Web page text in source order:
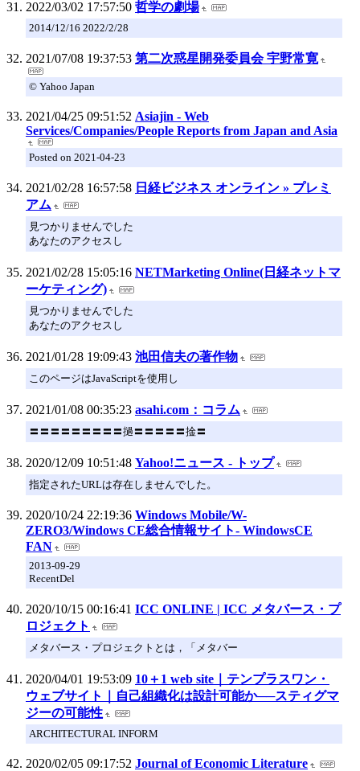
2022/03/02 17:57:50 哲学の劇場
2014/12/16 2022/2/28
2021/07/08 19:37:53 第二次惑星開発委員会 宇野常寛
© Yahoo Japan
2021/04/25 09:51:52 Asiajin - Web
Services/Companies/People Reports from Japan and Asia
Posted on 2021-04-23
2021/02/28 16:57:58 日経ビジネス オンライン » プレミ
アム
見つかりませんでした
あなたのアクセスし
2021/02/28 15:05:16 NETMarketing Online(日経ネットマ
ーケティング)
見つかりませんでした
あなたのアクセスし
2021/01/28 19:09:43 池田信夫の著作物
このページはJavaScriptを使用し
2021/01/08 00:35:23 asahi.com：コラム
〓〓〓〓〓〓〓〓〓撾〓〓〓〓〓捦〓
2020/12/09 10:51:48 Yahoo!ニュース - トップ
指定されたURLは存在しませんでした。
2020/10/24 22:19:36 Windows Mobile/W-
ZERO3/Windows CE総合情報サイト- WindowsCE
FAN
2013-09-29
RecentDel
2020/10/15 00:16:41 ICC ONLINE | ICC メタバース・プ
ロジェクト
メタバース・プロジェクトとは，「メタバー
2020/04/01 19:53:09 10＋1 web site｜テンプラスワン・
ウェブサイト｜自己組織化は設計可能か──スティグマ
ジーの可能性
ARCHITECTURAL INFORM
2020/02/05 09:17:52 Journal of Economic Literature